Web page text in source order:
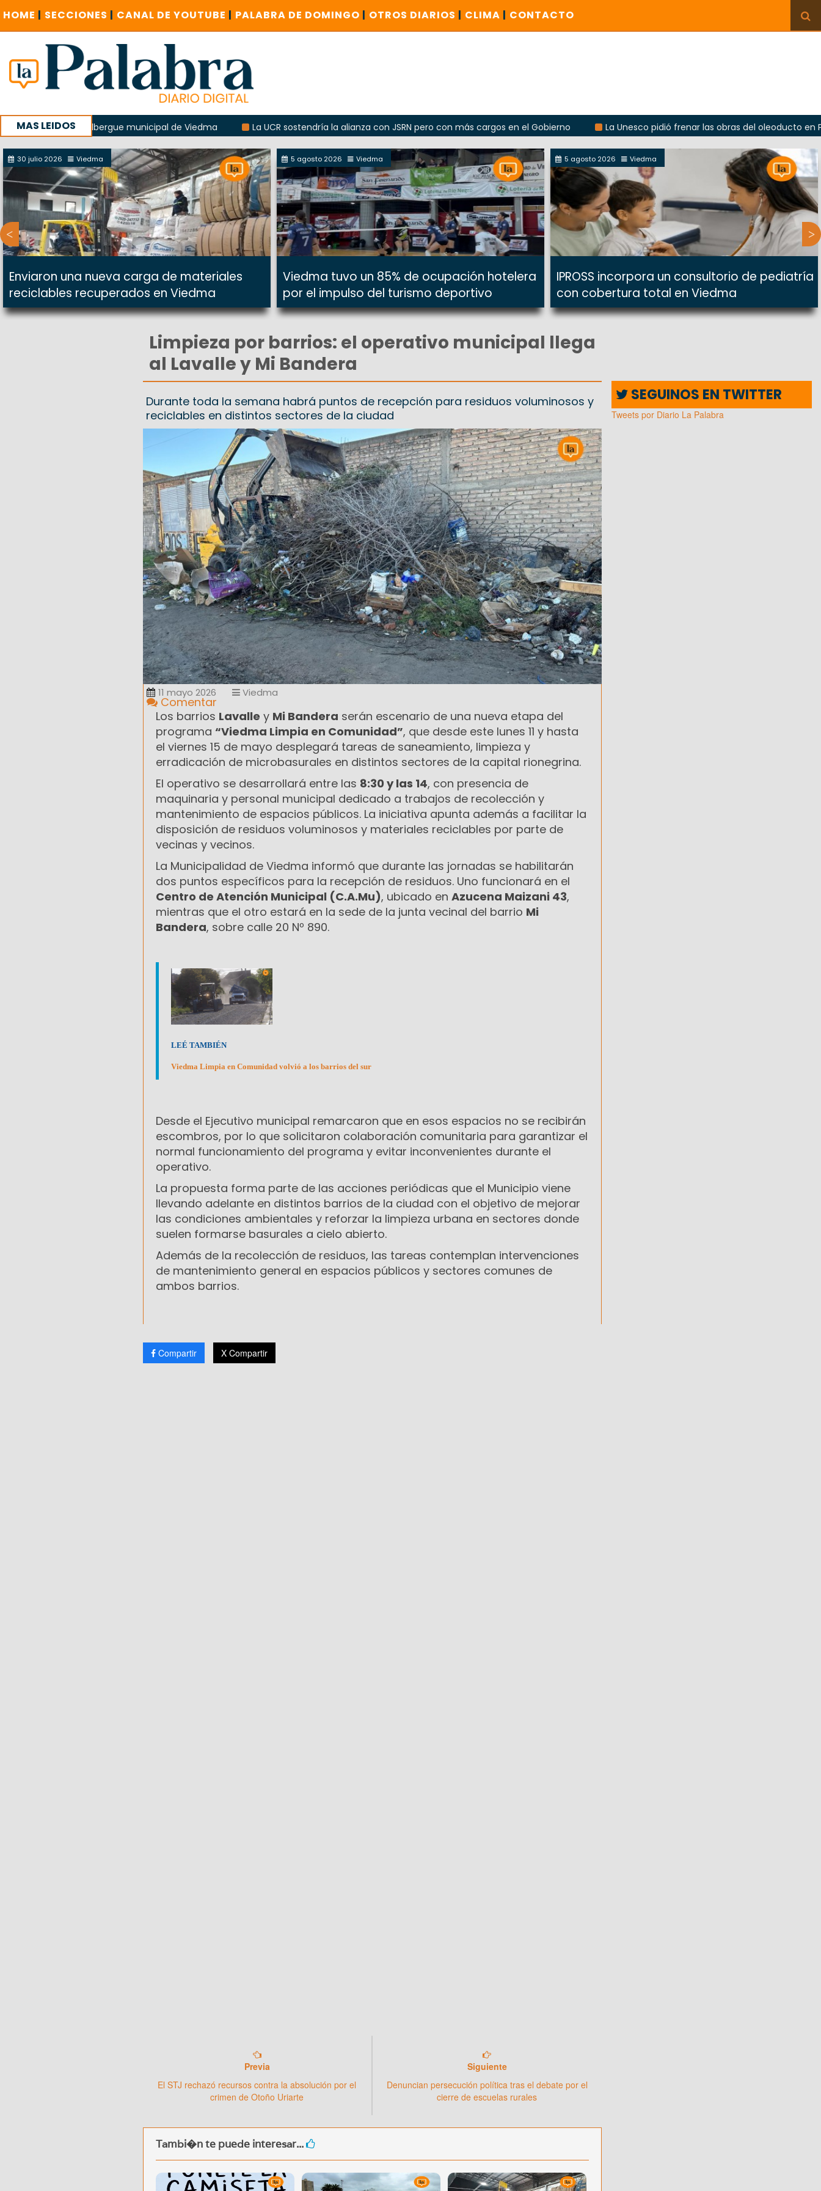
HOME | SECCIONES | CANAL DE YOUTUBE | PALABRA DE DOMINGO | OTROS DIARIOS | CLIMA | CONTACTO
MAS LEIDOS
del albergue municipal de Viedma La UCR sostendría la alianza con JSRN pero con más cargos en el Gobierno
La Unesco pidió frenar las obras del oleoducto en Punta
sucursal del Correo Argentino en Sierra Grande
30 julio 2026 Viedma
Enviaron una nueva carga de materiales
reciclables recuperados en Viedma
5 agosto 2026 Viedma
Viedma tuvo un 85% de ocupación hotelera
por el impulso del turismo deportivo
5 agosto 2026 Viedma
IPROSS incorpora un consultorio de pediatría
con cobertura total en Viedma
Limpieza por barrios: el operativo municipal llega
al Lavalle y Mi Bandera
Durante toda la semana habrá puntos de recepción para residuos voluminosos y
reciclables en distintos sectores de la ciudad
11 mayo 2026 Viedma
Comentar
Los barrios Lavalle y Mi Bandera serán escenario de una nueva etapa del
programa “Viedma Limpia en Comunidad”, que desde este lunes 11 y hasta
el viernes 15 de mayo desplegará tareas de saneamiento, limpieza y
erradicación de microbasurales en distintos sectores de la capital rionegrina.
El operativo se desarrollará entre las 8:30 y las 14, con presencia de
maquinaria y personal municipal dedicado a trabajos de recolección y
mantenimiento de espacios públicos. La iniciativa apunta además a facilitar la
disposición de residuos voluminosos y materiales reciclables por parte de
vecinas y vecinos.
La Municipalidad de Viedma informó que durante las jornadas se habilitarán
dos puntos específicos para la recepción de residuos. Uno funcionará en el
Centro de Atención Municipal (C.A.Mu), ubicado en Azucena Maizani 43,
mientras que el otro estará en la sede de la junta vecinal del barrio Mi
Bandera, sobre calle 20 Nº 890.
LEÉ TAMBIÉN
Viedma Limpia en Comunidad volvió a los barrios del sur
Desde el Ejecutivo municipal remarcaron que en esos espacios no se recibirán
escombros, por lo que solicitaron colaboración comunitaria para garantizar el
normal funcionamiento del programa y evitar inconvenientes durante el
operativo.
La propuesta forma parte de las acciones periódicas que el Municipio viene
llevando adelante en distintos barrios de la ciudad con el objetivo de mejorar
las condiciones ambientales y reforzar la limpieza urbana en sectores donde
suelen formarse basurales a cielo abierto.
Además de la recolección de residuos, las tareas contemplan intervenciones
de mantenimiento general en espacios públicos y sectores comunes de
ambos barrios.
Compartir X Compartir
Previa
El STJ rechazó recursos contra la absolución por el
crimen de Otoño Uriarte
Siguiente
Denuncian persecución política tras el debate por el
cierre de escuelas rurales
Tambi�n te puede interesar...
SEGUINOS EN TWITTER
Tweets por Diario La Palabra